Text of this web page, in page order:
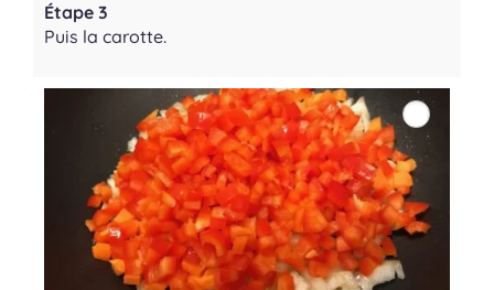
Étape 3
Puis la carotte.